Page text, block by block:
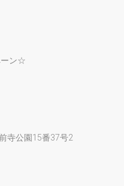
ーン☆
寺公園15番37号2